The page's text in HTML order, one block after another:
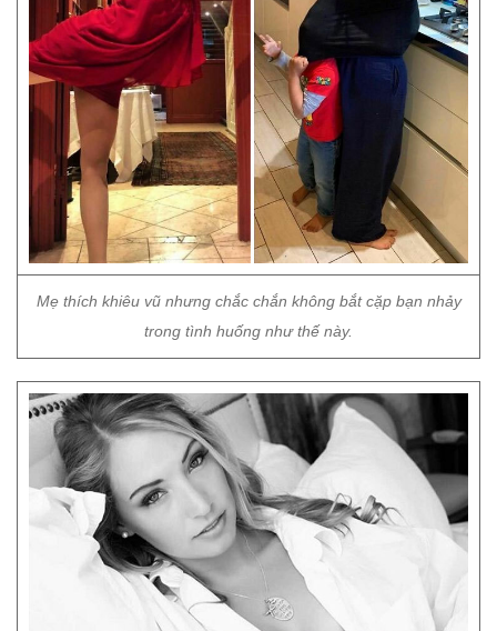
Mẹ thích khiêu vũ nhưng chắc chắn không bắt cặp bạn nhảy
trong tình huống như thế này.